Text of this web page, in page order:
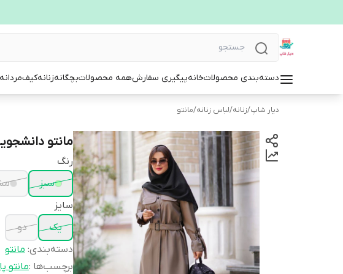
دسته‌بندی محصولاتخانهپیگیری سفارشهمه محصولاتبچگانهزنانهکیفمردانه
دیار شاپ/زنانه/لباس زنانه/مانتو
مانتو دانشجویی
رنگ
سبز
سایز
یک
دو
دسته‌بندی: مانتو
برچسب‌ها :مانتو